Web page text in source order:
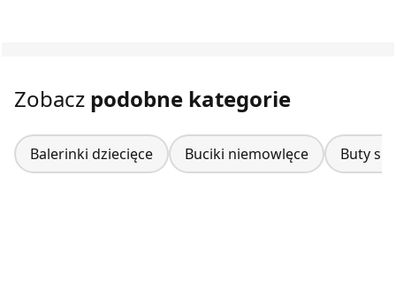
Zobacz podobne kategorie
Balerinki dziecięce Buciki niemowlęce Buty